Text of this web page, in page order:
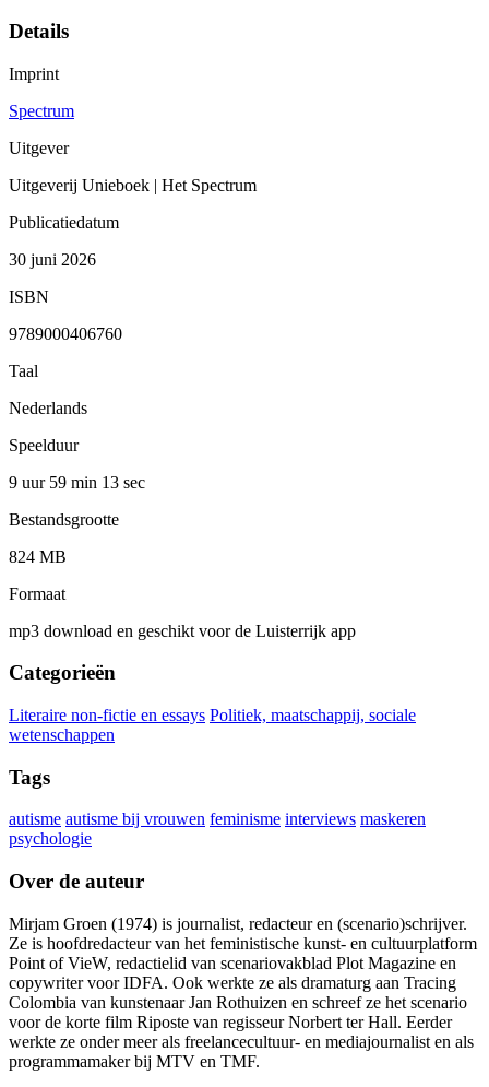
Details
Imprint
Spectrum
Uitgever
Uitgeverij Unieboek | Het Spectrum
Publicatiedatum
30 juni 2026
ISBN
9789000406760
Taal
Nederlands
Speelduur
9 uur 59 min 13 sec
Bestandsgrootte
824 MB
Formaat
mp3 download en geschikt voor de Luisterrijk app
Categorieën
Literaire non-fictie en essays Politiek, maatschappij, sociale
wetenschappen
Tags
autisme autisme bij vrouwen feminisme interviews maskeren
psychologie
Over de auteur
Mirjam Groen (1974) is journalist, redacteur en (scenario)schrijver.
Ze is hoofdredacteur van het feministische kunst- en cultuurplatform
Point of VieW, redactielid van scenariovakblad Plot Magazine en
copywriter voor IDFA. Ook werkte ze als dramaturg aan Tracing
Colombia van kunstenaar Jan Rothuizen en schreef ze het scenario
voor de korte film Riposte van regisseur Norbert ter Hall. Eerder
werkte ze onder meer als freelancecultuur- en mediajournalist en als
programmamaker bij MTV en TMF.